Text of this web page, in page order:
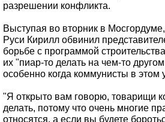
разрешении конфликта.
Выступая во вторник в
Руси Кирилл обвинил
борьбе с программой
их "пиар-то делать на чем-то
особенно когда коммунисты в этом
"Я открыто вам говорю, товарищи
делать, потому что очень многие
относятся, а если вы будете